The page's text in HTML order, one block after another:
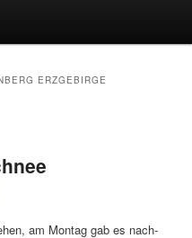
ERZGEBIRGE
am Montag gab es nach­